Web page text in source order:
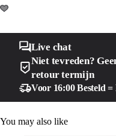
Live chat
Niet tevreden?
retour termijn
Voor 16:00 Besteld
You may also like